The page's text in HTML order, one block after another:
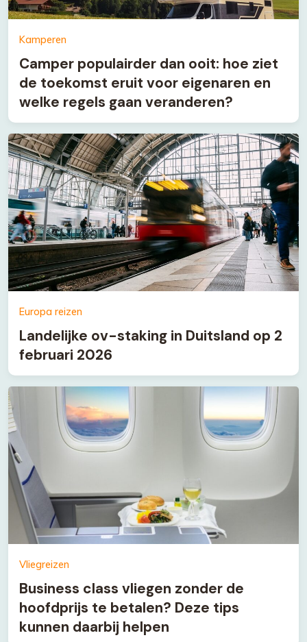
Kamperen
Camper populairder dan ooit: hoe ziet
de toekomst eruit voor eigenaren en
welke regels gaan veranderen?
Europa reizen
Landelijke ov-staking in Duitsland op 2
februari 2026
Vliegreizen
Business class vliegen zonder de
hoofdprijs te betalen? Deze tips
kunnen daarbij helpen